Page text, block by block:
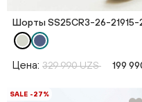
Шорты SS25CR3-26-21915-
Цена: 329 990 UZS 199
SALE -27%